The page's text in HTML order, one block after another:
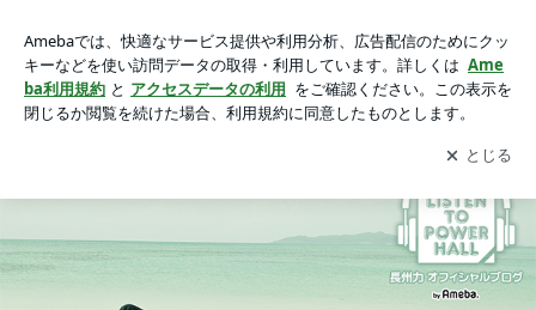
wered by Ameba
アプリをダウンロードして ブログの更新通知
を受け取りまし
ょう。
開く